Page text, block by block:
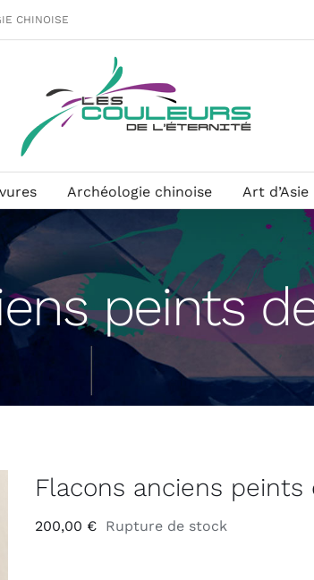
CHINOISE
Archéologie chinoise Art d’Asie
peints
Flacons anciens peints
200,00 € Rupture de stock